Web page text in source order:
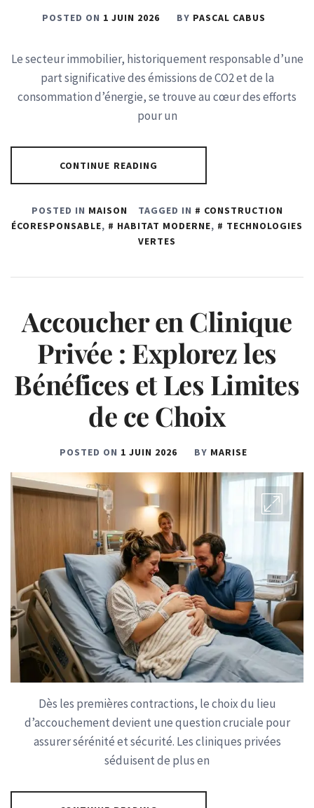
POSTED ON 1 JUIN 2026 BY PASCAL CABUS
Le secteur immobilier, historiquement responsable d’une
part significative des émissions de CO2 et de la
consommation d’énergie, se trouve au cœur des efforts
pour un
CONTINUE READING
POSTED IN MAISON TAGGED IN
CONSTRUCTION
ÉCORESPONSABLE, HABITAT MODERNE,
TECHNOLOGIES
VERTES
Accoucher en Clinique
Privée : Explorez les
Bénéfices et Les Limites
de ce Choix
POSTED ON 1 JUIN 2026 BY MARISE
Dès les premières contractions, le choix du lieu
d’accouchement devient une question cruciale pour
assurer sérénité et sécurité. Les cliniques privées
séduisent de plus en